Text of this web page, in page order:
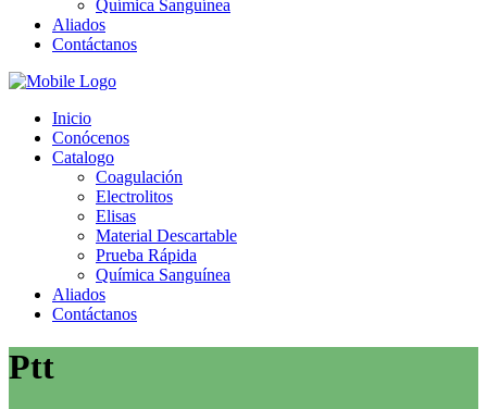
Química Sanguínea
Aliados
Contáctanos
Inicio
Conócenos
Catalogo
Coagulación
Electrolitos
Elisas
Material Descartable
Prueba Rápida
Química Sanguínea
Aliados
Contáctanos
Ptt